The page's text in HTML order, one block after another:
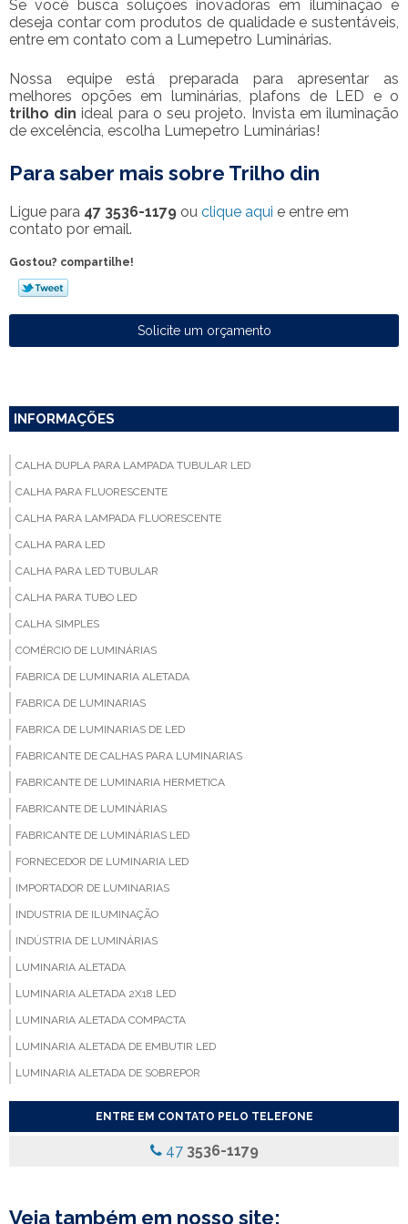
Se você busca soluções inovadoras em iluminação e
deseja contar com produtos de qualidade e sustentáveis,
entre em contato com a Lumepetro Luminárias.
Nossa equipe está preparada para apresentar as
melhores opções em luminárias, plafons de LED e o
trilho din ideal para o seu projeto. Invista em iluminação
de excelência, escolha Lumepetro Luminárias!
Para saber mais sobre Trilho din
Ligue para 47 3536-1179 ou clique aqui e entre em
contato por email.
Gostou? compartilhe!
Solicite um orçamento
INFORMAÇÕES
CALHA DUPLA PARA LAMPADA TUBULAR LED
CALHA PARA FLUORESCENTE
CALHA PARA LAMPADA FLUORESCENTE
CALHA PARA LED
CALHA PARA LED TUBULAR
CALHA PARA TUBO LED
CALHA SIMPLES
COMÉRCIO DE LUMINÁRIAS
FABRICA DE LUMINARIA ALETADA
FABRICA DE LUMINARIAS
FABRICA DE LUMINARIAS DE LED
FABRICANTE DE CALHAS PARA LUMINARIAS
FABRICANTE DE LUMINARIA HERMETICA
FABRICANTE DE LUMINÁRIAS
FABRICANTE DE LUMINÁRIAS LED
FORNECEDOR DE LUMINARIA LED
IMPORTADOR DE LUMINARIAS
INDUSTRIA DE ILUMINAÇÃO
INDÚSTRIA DE LUMINÁRIAS
LUMINARIA ALETADA
LUMINARIA ALETADA 2X18 LED
LUMINARIA ALETADA COMPACTA
LUMINARIA ALETADA DE EMBUTIR LED
LUMINARIA ALETADA DE SOBREPOR
LUMINARIA ALETADA EMBUTIR
ENTRE EM CONTATO PELO TELEFONE
47 3536-1179
Veja também em nosso site: